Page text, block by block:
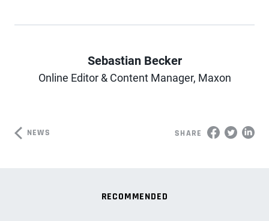
Author
Sebastian Becker
Online Editor & Content Manager, Maxon
NEWS SHARE
RECOMMENDED